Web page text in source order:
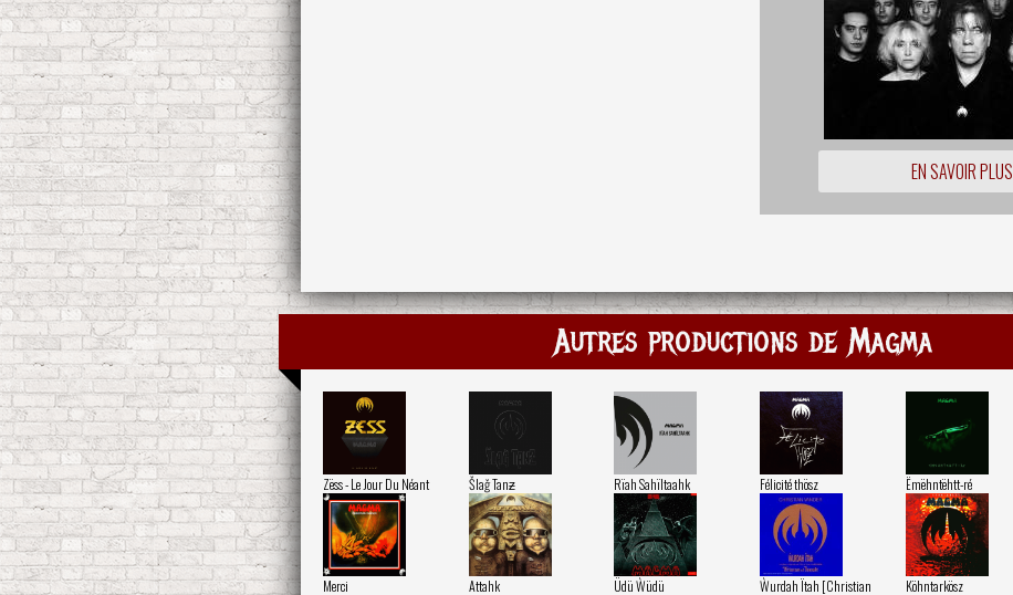
EN SAVOIR PLUS
Autres productions de Magma
Zëss - Le Jour Du Néant Šlaǧ Tanƶ Rïah Sahïltaahk Félicité thösz Ëmëhntëhtt-ré
Merci Attahk Üdü Ẁüdü
Ẁurdah Ïtah [Christian
Köhntarkösz